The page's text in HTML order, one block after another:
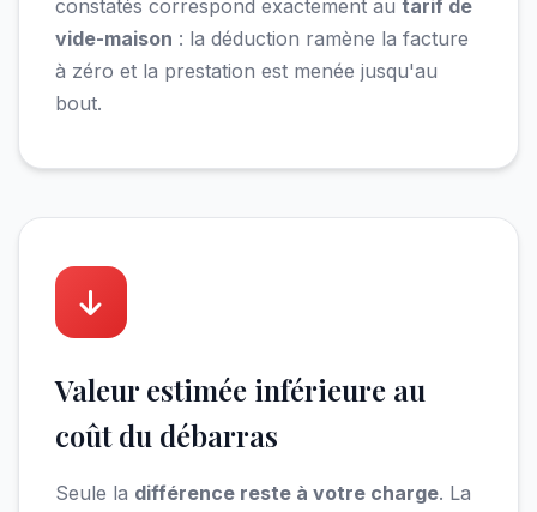
constatés correspond exactement au tarif de
vide-maison : la déduction ramène la facture
à zéro et la prestation est menée jusqu'au
bout.
Valeur estimée inférieure au
coût du débarras
Seule la différence reste à votre charge. La